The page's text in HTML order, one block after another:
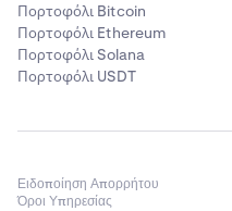
Πορτοφόλι Bitcoin
Πορτοφόλι Ethereum
Πορτοφόλι Solana
Πορτοφόλι USDT
Ειδοποίηση Απορρήτου
Όροι Υπηρεσίας